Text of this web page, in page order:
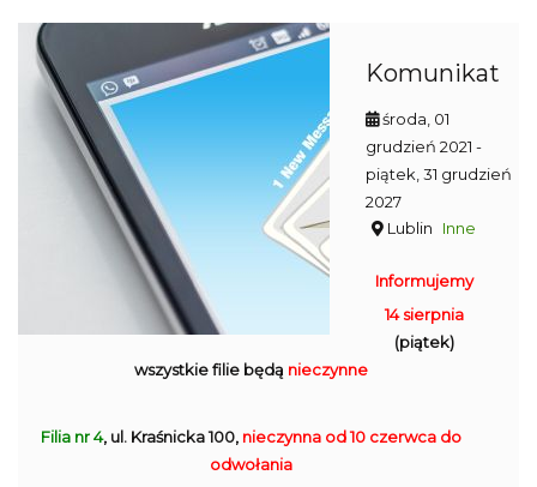
Komunikat
środa, 01
grudzień 2021 -
piątek, 31 grudzień
2027
Lublin
Inne
Informujemy
14 sierpnia
(piątek)
wszystkie filie będą nieczynne
Filia nr 4, ul. Kraśnicka 100, nieczynna od 10 czerwca do
odwołania